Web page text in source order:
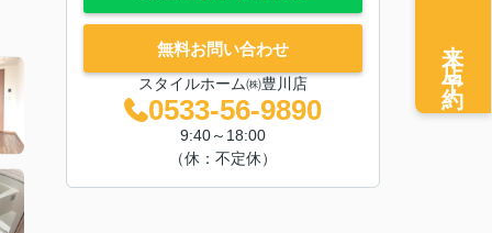
無料お問い合わせ
スタイルホーム㈱豊川店
0533-56-9890
9:40～18:00
（休：不定休）
来店予約